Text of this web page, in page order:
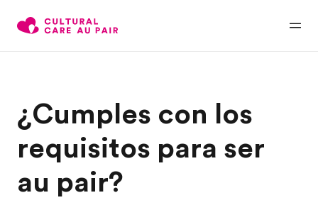
¿Cumples con los
requisitos para ser
au pair?